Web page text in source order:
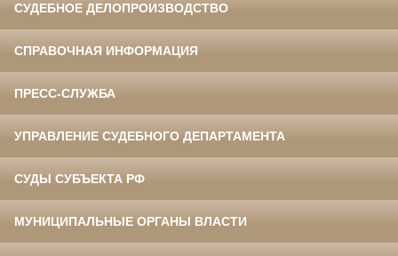
СУДЕБНОЕ ДЕЛОПРОИЗВОДСТВО
СПРАВОЧНАЯ ИНФОРМАЦИЯ
ПРЕСС-СЛУЖБА
УПРАВЛЕНИЕ СУДЕБНОГО ДЕПАРТАМЕНТА
СУДЫ СУБЪЕКТА РФ
МУНИЦИПАЛЬНЫЕ ОРГАНЫ ВЛАСТИ